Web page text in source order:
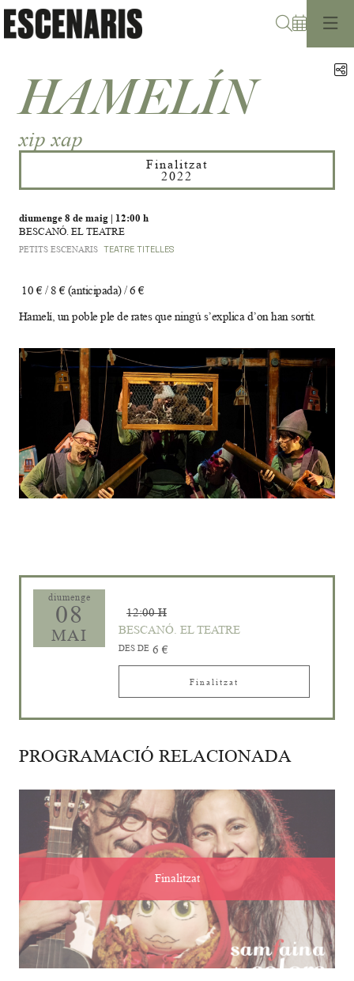
HAMELÍN
xip xap
Finalitzat
2022
diumenge 8 de maig| 12:00 h
BESCANÓ. EL TEATRE
PETITS ESCENARIS TEATRE TITELLES
10 € / 8 € (anticipada) / 6 €
Hamelí, un poble ple de rates que ningú s’explica d’on han sortit.
diumenge
08
MAI
12:00 H
BESCANÓ. EL TEATRE
DES DE 6 €
Finalitzat
PROGRAMACIÓ RELACIONADA
Finalitzat